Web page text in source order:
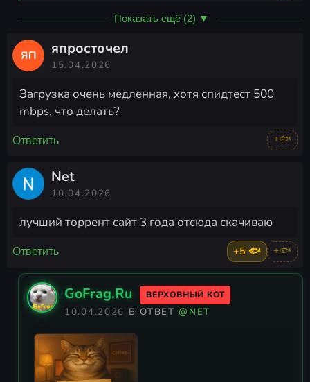
Показать ещё (2) ▼
ЯП япросточел
15.04.2026
Загрузка очень медленная, хотя спидтест 500
mbps, что делать?
Ответить +🐟
Net
10.04.2026
лучший торрент сайт 3 года отсюда скачиваю
Ответить +5 🐟 +🐟
GoFrag.Ru ВЕРХОВНЫЙ КОТ
10.04.2026 В ОТВЕТ@NET